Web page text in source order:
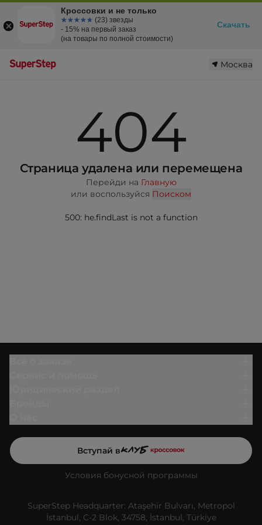
Москва
404
Страница удалена или перемещена
Перейди на Главную
или воспользуйся Поиском
500: he.findLast is not a function
Вступай в
Условия бонусной программы
SuperStep Headquarter: Ataşehir Bulvarı, Metropol
İstanbul, C-2 Blok, 34758, İstanbul, Türkiye
Кроссовки и не только
☆☆☆☆☆
★★★★★ (23) звезды
- 15% на первый заказ
(на товары по полной стоимости)
Скачать